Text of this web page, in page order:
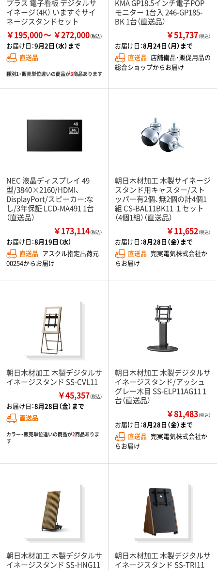
プラス 電子看板 デジタルサ
イネージ（4K） いますぐサイ
ネージスタンドセット
￥195,000 ￥272,000
お届け日：9月2日（水）まで
直送品
種別1・販売単位違いの商品が3商品あります
KMA GP18.5インチ電子POP
モニター 1台入 246-GP185-
BK 1台（直送品）
￥51,737（税込）
お届け日：8月24日（月）まで
直送品 店舗備品・販促用品の
総合ショップからお届け
NEC 液晶ディスプレイ 49
型/3840×2160/HDMI、
DisplayPort/スピーカー:な
し/3年保証 LCD-MA491 1台
（直送品）
￥173,114（税込）
お届け日：8月19日（水）
直送品 アスクル指定出荷元
00254からお届け
朝日木材加工 木製サイネージ
スタンド用キャスター/スト
ッパー有2個、無2個の計4個1
組 CS-BAL11BK11 １セット
（4個1組）（直送品）
￥11,652（税込）
お届け日：8月28日（金）まで
直送品 完実電気株式会社か
らお届け
朝日木材加工 木製デジタルサ
イネージスタンド SS-CVL11
￥45,357（税込）
お届け日：8月28日（金）まで
直送品
カラー・販売単位違いの商品が2商品ありま
す
朝日木材加工 木製デジタルサ
イネージスタンド/アッシュ
グレー木目 SS-ELP11AG11 1
台（直送品）
￥81,483（税込）
お届け日：8月28日（金）まで
直送品 完実電気株式会社か
らお届け
朝日木材加工 木製デジタルサ
イネージスタンド SS-HNG11
朝日木材加工 木製デジタルサ
イネージスタンド SS-TRI11